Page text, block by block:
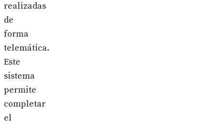
realizadas
de
forma
telemática.
Este
sistema
permite
completar
el